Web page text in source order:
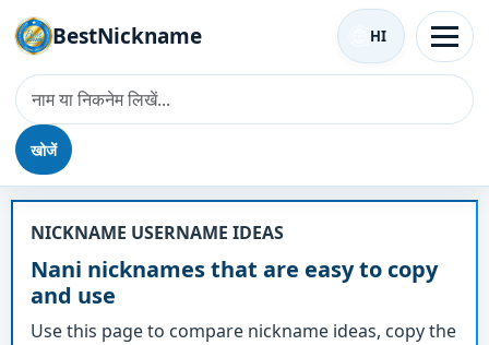
BestNickname
खोजें
HI
उपनाम - Nani
NICKNAME USERNAME IDEAS
Nani nicknames that are easy to copy
and use
Use this page to compare nickname ideas, copy the